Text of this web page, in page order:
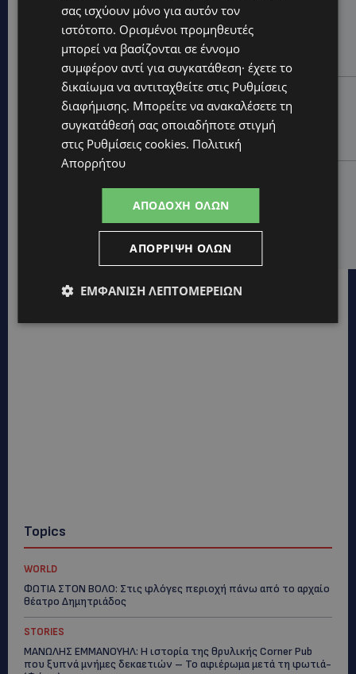
UPDATES
ΘΕΣΣΑΛΟΝΙΚΗ: Σοκ από την κακοποίηση άγριων
χελωνών – Τις έβαψαν με πορτοκαλί λαδομπογιά-
(Φώτο)
UPDATES
ΑΓΚΑΛΙΑ ΕΛΠΙΔΑΣ: «Οι εξαγγελίες δεν αρκούν» –
Συγκρατημένη αισιοδοξία για το νέο σχέδιο
στήριξης των ατόμων με αναπηρία
ΟΡΦΕΑΣ ΣΟΛΩΜΟΥ: Ο 10χρονος Κύπριος που
πρωταγωνιστεί στην εκστρατεία εξοικονόμησης
νερού – Απλά βήματα που κάνουν τη διαφορά -
Topics
WORLD
ΦΩΤΙΑ ΣΤΟΝ ΒΟΛΟ: Στις φλόγες περιοχή πάνω από το αρχαίο
θέατρο Δημητριάδος
STORIES
ΜΑΝΩΛΗΣ ΕΜΜΑΝΟΥΗΛ: Η ιστορία της θρυλικής Corner Pub
που ξυπνά μνήμες δεκαετιών – Το αφιέρωμα μετά τη φωτιά-
σας ισχύουν μόνο για αυτόν τον
ιστότοπο. Ορισμένοι προμηθευτές
μπορεί να βασίζονται σε έννομο
συμφέρον αντί για συγκατάθεση· έχετε το
δικαίωμα να αντιταχθείτε στις Ρυθμίσεις
διαφήμισης. Μπορείτε να ανακαλέσετε τη
συγκατάθεσή σας οποιαδήποτε στιγμή
στις Ρυθμίσεις cookies. Πολιτική
Απορρήτου
ΑΠΟΔΟΧΉ ΌΛΩΝ
ΑΠΌΡΡΙΨΗ ΌΛΩΝ
ΕΜΦΆΝΙΣΗ ΛΕΠΤΟΜΕΡΕΙΏΝ